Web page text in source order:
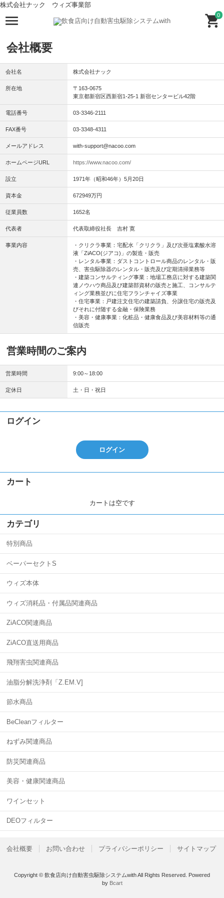
株式会社ナック ウィズ事業部
0
会社概要
会社名 株式会社ナック
所在地
〒163-0675
東京都新宿区西新宿1-25-1 新宿センタービル42階
電話番号 03-3346-2111
FAX番号 03-3348-4311
メールアドレス with-support@nacoo.com
ホームページURL https://www.nacoo.com/
設立 1971年（昭和46年）5月20日
資本金 672949万円
従業員数 1652名
代表者 代表取締役社長 吉村 寛
事業内容
・クリクラ事業：宅配水「クリクラ」及び次亜塩素酸水溶
液「ZiACO(ジアコ)」の製造・販売
・レンタル事業：ダストコントロール商品のレンタル・販
売、害虫駆除器のレンタル・販売及び定期清掃業務等
・建築コンサルティング事業：地場工務店に対する建築関
連ノウハウ商品及び建築部資材の販売と施工、コンサルテ
ィング業務並びに住宅フランチャイズ事業
・住宅事業：戸建注文住宅の建築請負、分譲住宅の販売及
びそれに付随する金融・保険業務
・美容・健康事業：化粧品・健康食品及び美容材料等の通
信販売
営業時間のご案内
営業時間 9:00～18:00
定休日 土・日・祝日
ログイン
ログイン
カート
カートは空です
カテゴリ
特別商品
ベーパーセクトS
ウィズ本体
ウィズ消耗品・付属品関連商品
ZiACO関連商品
ZiACO直送用商品
飛翔害虫関連商品
油脂分解洗浄剤「Z.EM.V]
節水商品
BeCleanフィルター
ねずみ関連商品
防災関連商品
美容・健康関連商品
ワインセット
DEOフィルター
会社概要 お問い合わせ プライバシーポリシー サイトマップ
Copyright © 飲食店向け自動害虫駆除システムwith All Rights Reserved. Powered
by Bcart